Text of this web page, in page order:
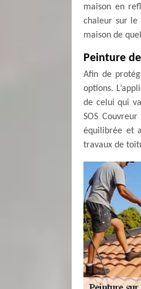
maison en
chaleur sur le
maison de
Peinture
Afin de
options.
de celui qui
SOS
équilibrée et
travaux de